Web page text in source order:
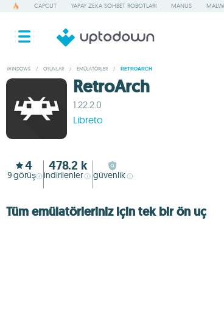
CAPCUT YAPAY ZEKA SOHBET ROBOTLARI MANUS
WINDOWS / OYUNLAR / EMÜLATÖRLER / RETROARCH
RetroArch
1.22.2.0
Libreto
4
9görüş
478.2 k
indirilenler güvenlik
Tüm emülatörleriniz için tek bir ön uç